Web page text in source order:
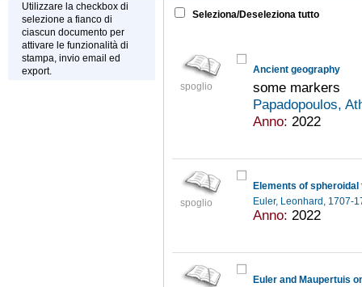
Utilizzare la checkbox di
selezione a fianco di
ciascun documento per
attivare le funzionalità di
stampa, invio email ed
export.
Seleziona/Deseleziona tutto
spoglio
Ancient geography
some markers
Papadopoulos,
Anno: 2022
spoglio Euler, Leonhard, 1707-
Anno: 2022
Euler and Maupertuis